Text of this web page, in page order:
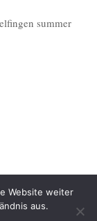
Website weiter
aus.